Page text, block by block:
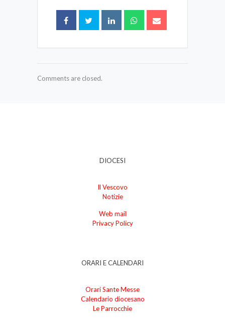
Comments are closed.
DIOCESI
Il Vescovo
Notizie
Web mail
Privacy Policy
ORARI E CALENDARI
Orari Sante Messe
Calendario diocesano
Le Parrocchie